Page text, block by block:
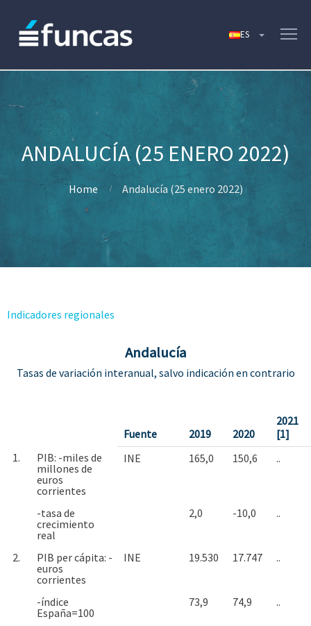
ANDALUCÍA (25 ENERO 2022)
Home Andalucía (25 enero 2022)
Indicadores regionales
Andalucía
Tasas de variación interanual, salvo indicación en contrario
Fuente 2019 2020
2021
[1]
1.
PIB: -miles de
millones de
euros
corrientes
INE 165,0 150,6 ..
-tasa de
crecimiento
real
2,0 -10,0 ..
2.
PIB per cápita: -
euros
corrientes
INE 19.530 17.747 ..
-índice
España=100
73,9 74,9 ..